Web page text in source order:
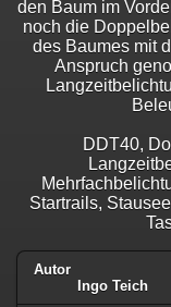
den Baum im
noch die
des Baumes mit
Anspruch
DDT40,
Startrails,
Autor
Ingo Teich